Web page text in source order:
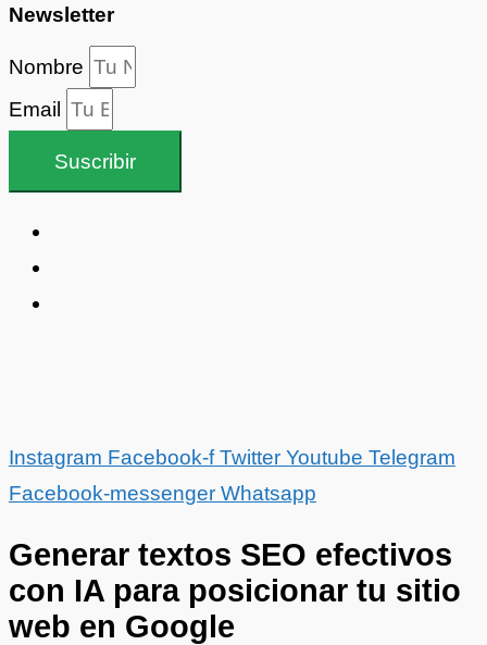
Newsletter
Nombre
Email
Suscribir
Instagram Facebook-f Twitter Youtube Telegram
Facebook-messenger Whatsapp
Generar textos SEO efectivos
con IA para posicionar tu sitio
web en Google